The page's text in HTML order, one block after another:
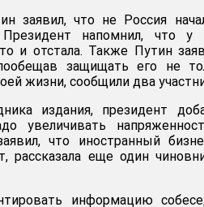
заявил, что не Россия
Президент напомнил, что у
и отстала. Также Путин
защищать его не
жизни, сообщили два
издания, президент
увеличивать
что иностранный
рассказала еще один
информацию